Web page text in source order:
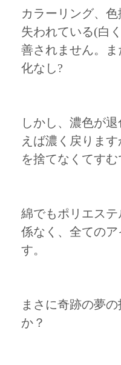
カラーリング、
失われている(白
善されません。
化なし?
しかし、濃色が
えば濃く戻りま
を捨てなくてすむ
綿でもポリエス
係なく、全てのア
す。
まさに奇跡の夢
か？